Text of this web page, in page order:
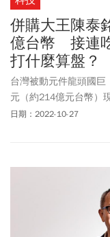
併購大王陳泰
億台幣 接連
打什麼算盤？
台灣被動元件龍頭國
元（約214億元台幣）
（Schneider Electric）
幣，可說是國巨近年
底宣布的美國高端電
元（近530億元台幣）
日期：2022-10-27